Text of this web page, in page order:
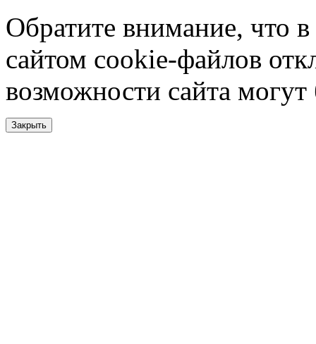
Обратите внимание, что в
сайтом cookie-файлов
возможности сайта
Закрыть